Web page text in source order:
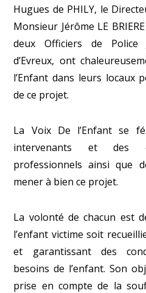
Hugues de PHILY, le
Monsieur Jérôme LE
deux Officiers de Police
d’Evreux, ont
l’Enfant dans leurs locaux
de ce projet.
La Voix De l’Enfant se
intervenants et des
professionnels ainsi que
mener à bien ce projet.
La volonté de chacun est
l’enfant victime soit
et garantissant des
besoins de l’enfant. Son
prise en compte de la